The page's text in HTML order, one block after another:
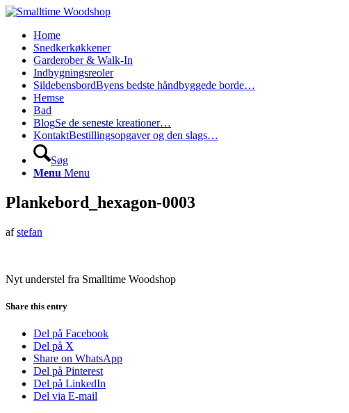
Home
Snedkerkøkkener
Garderober & Walk-In
Indbygningsreoler
SildebensbordByens bedste håndbyggede borde…
Hemse
Bad
BlogSe de seneste kreationer…
KontaktBestillingsopgaver og den slags…
Søg
Menu Menu
Plankebord_hexagon-0003
afstefan
Nyt understel fra Smalltime Woodshop
Share this entry
Del på Facebook
Del på X
Share on WhatsApp
Del på Pinterest
Del på LinkedIn
Del via E-mail